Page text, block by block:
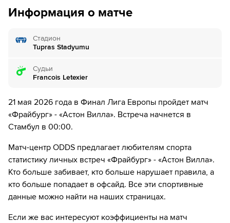
5´
Фрайбург совершает вбрасывание на половине поля
5´ Николас Хефлер задерживает мяч рукой
5´
Филипп Треу из команды Фрайбург заходит слишком
далеко, он валит Джон Макгинн.
5´ Желтую карточку получает Филипп Треу
Олли Уоткинс наказан за толчок Филипп Линхарт
7´ Игор Матанович наказан за толчок Эзри Конса
Олли Уоткинс из команды Астон Вилла заходит
слишком далеко, он валит Маттиас Гинтер.
10´ Игрок из команды Астон Вилла делает длинное
Информация о матче
Стадион
Tupras Stadyumu
Судьи
Francois Letexier
21 мая 2026 года в Финал Лига Европы пройдет матч
«Фрайбург» - «Астон Вилла». Встреча начнется в
Стамбул в 00:00.
Матч-центр ODDS предлагает любителям спорта
статистику личных встреч «Фрайбург» - «Астон Вилла».
Кто больше забивает, кто больше нарушает правила, а
кто больше попадает в офсайд. Все эти спортивные
данные можно найти на наших страницах.
Если же вас интересуют коэффициенты на матч